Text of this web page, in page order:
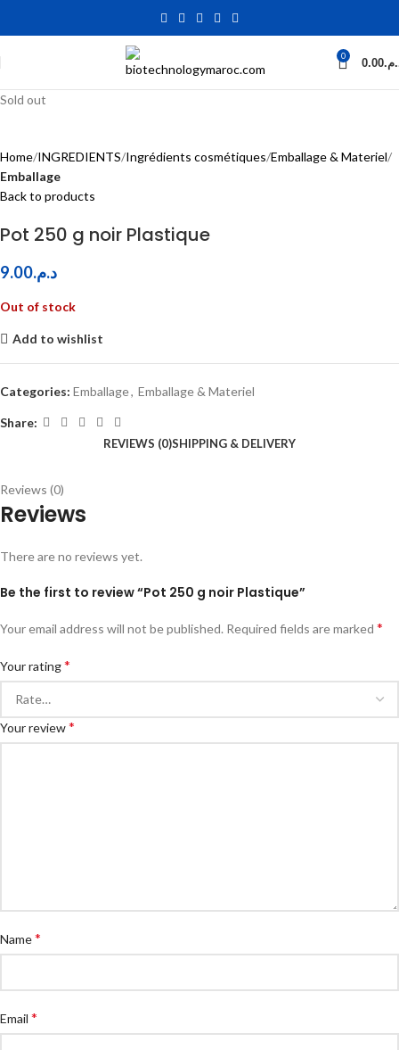
0 0.00
Sold out
Home INGREDIENTS Ingrédients cosmétiques Emballage & Materiel
Emballage
Back to products
Pot 250 g noir Plastique
د.م.9.00
Out of stock
Add to wishlist
Categories: Emballage, Emballage & Materiel
Share:
REVIEWS (0)SHIPPING & DELIVERY
Reviews (0)
Reviews
There are no reviews yet.
Be the first to review “Pot 250 g noir Plastique”
Your email address will not be published. Required fields are marked *
Your rating*
Your review*
Name*
Email *